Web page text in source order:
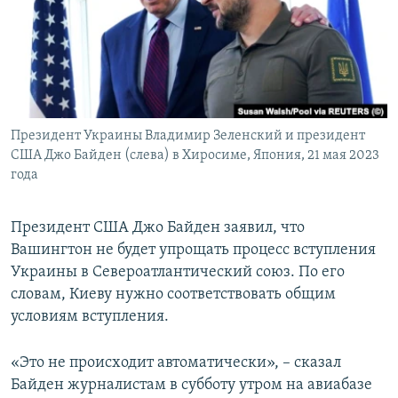
Президент Украины Владимир Зеленский и президент
США Джо Байден (слева) в Хиросиме, Япония, 21 мая 2023
года
Президент США Джо Байден заявил, что
Вашингтон не будет упрощать процесс вступления
Украины в Североатлантический союз. По его
словам, Киеву нужно соответствовать общим
условиям вступления.
«Это не происходит автоматически», – сказал
Байден журналистам в субботу утром на авиабазе